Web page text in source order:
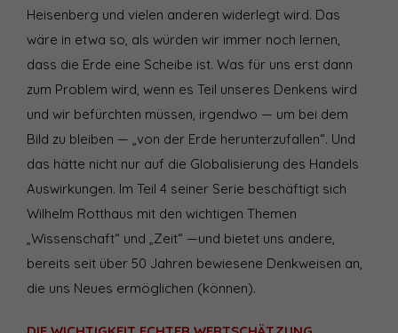
Heisenberg und vielen anderen widerlegt wird. Das
wäre in etwa so, als würden wir immer noch lernen,
dass die Erde eine Scheibe ist. Was für uns erst dann
zum Problem wird, wenn es Teil unseres Denkens wird
und wir befürchten müssen, irgendwo — um bei dem
Bild zu bleiben — „von der Erde herunterzufallen“. Und
das hätte nicht nur auf die Globalisierung des Handels
Auswirkungen. Im Teil 4 seiner Serie beschäftigt sich
Wilhelm Rotthaus mit den wichtigen Themen
„Wissenschaft“ und „Zeit“ —und bietet uns andere,
bereits seit über 50 Jahren bewiesene Denkweisen an,
die uns Neues ermöglichen (können).